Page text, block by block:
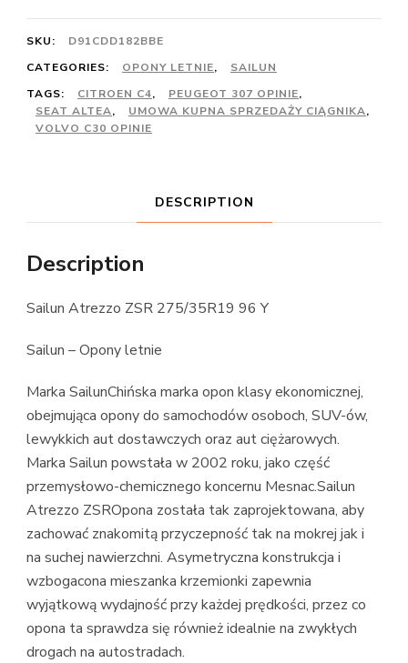
SKU:
D91CDD182BBE
CATEGORIES:
OPONY LETNIE,
SAILUN
TAGS:
CITROEN C4, PEUGEOT 307 OPINIE,
SEAT ALTEA, UMOWA KUPNA SPRZEDAŻY CIĄGNIKA,
VOLVO C30 OPINIE
DESCRIPTION
Description
Sailun Atrezzo ZSR 275/35R19 96 Y
Sailun – Opony letnie
Marka SailunChińska marka opon klasy ekonomicznej,
obejmująca opony do samochodów osoboch, SUV-ów,
lewykkich aut dostawczych oraz aut ciężarowych.
Marka Sailun powstała w 2002 roku, jako część
przemysłowo-chemicznego koncernu Mesnac.Sailun
Atrezzo ZSROpona została tak zaprojektowana, aby
zachować znakomitą przyczepność tak na mokrej jak i
na suchej nawierzchni. Asymetryczna konstrukcja i
wzbogacona mieszanka krzemionki zapewnia
wyjątkową wydajność przy każdej prędkości, przez co
opona ta sprawdza się również idealnie na zwykłych
drogach na autostradach.